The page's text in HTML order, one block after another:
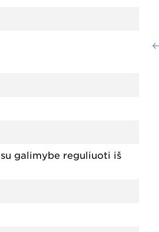
galimybe reguliuoti iš